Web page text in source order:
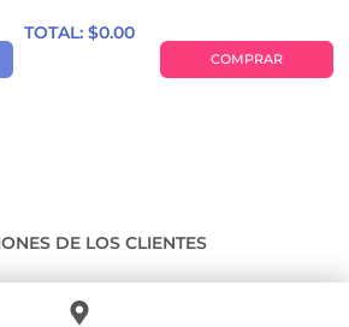
TOTAL: $0.00
COMPRAR
DE LOS CLIENTES